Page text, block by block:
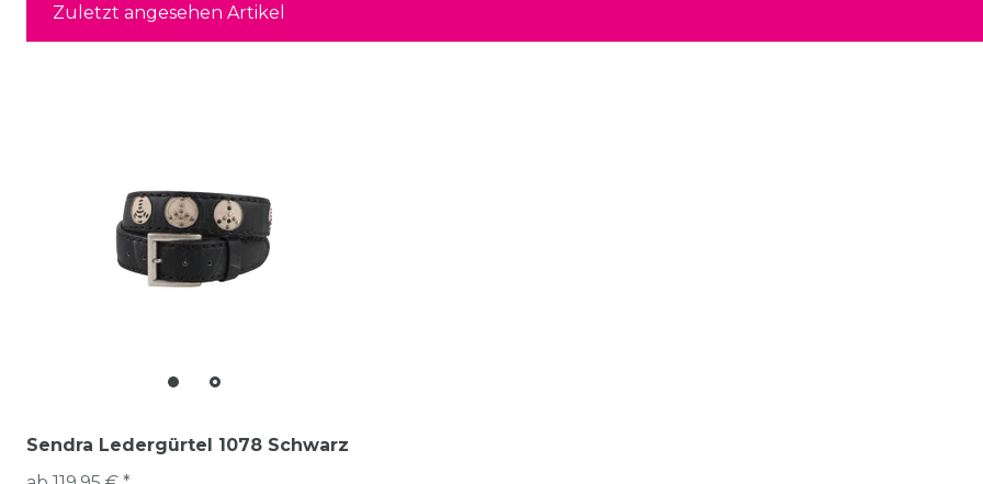
Zuletzt angesehen Artikel
Sendra Ledergürtel 1078 Schwarz